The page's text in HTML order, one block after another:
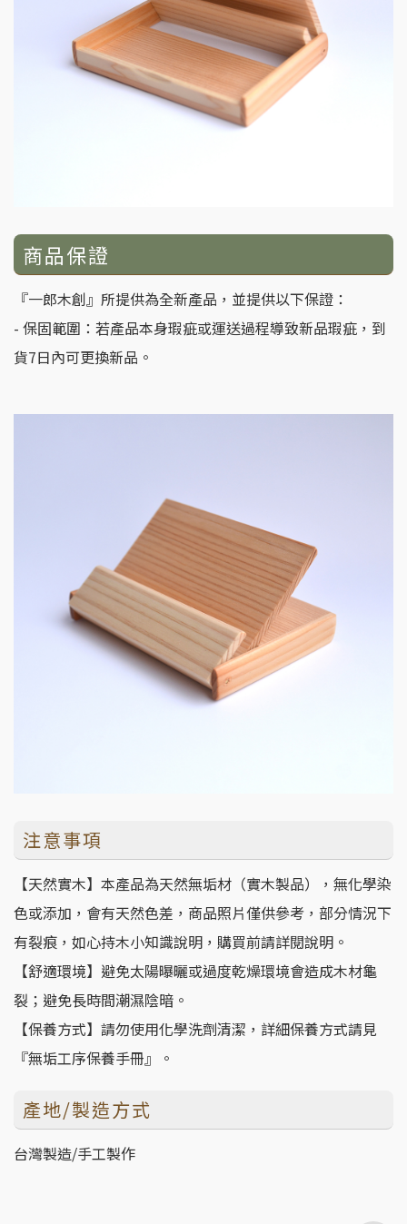
商品保證
『一郎木創』所提供為全新產品，並提供以下保證：
- 保固範圍：若產品本身瑕疵或運送過程導致新品瑕疵，到
貨7日內可更換新品。
注意事項
【天然實木】本產品為天然無垢材（實木製品），無化學染
色或添加，會有天然色差，商品照片僅供參考，部分情況下
有裂痕，如心持木小知識說明，購買前請詳閱說明。
【舒適環境】避免太陽曝曬或過度乾燥環境會造成木材龜
裂；避免長時間潮濕陰暗。
【保養方式】請勿使用化學洗劑清潔，詳細保養方式請見
『無垢工序保養手冊』。
產地/製造方式
台灣製造/手工製作